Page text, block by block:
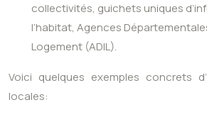
collectivités, guichets uniques
l’habitat, Agences
Logement (ADIL).
Voici quelques exemples concrets
locales: